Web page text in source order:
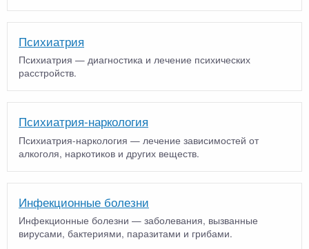
Психиатрия
Психиатрия — диагностика и лечение психических
расстройств.
Психиатрия-наркология
Психиатрия-наркология — лечение зависимостей от
алкоголя, наркотиков и других веществ.
Инфекционные болезни
Инфекционные болезни — заболевания, вызванные
вирусами, бактериями, паразитами и грибами.